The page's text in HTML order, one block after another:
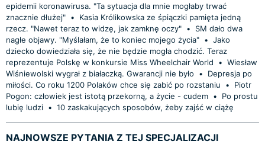
epidemii koronawirusa. "Ta sytuacja dla mnie mogłaby trwać
znacznie dłużej" •
Kasia Królikowska ze śpiączki pamięta jedną
rzecz. "Nawet teraz to widzę, jak zamknę oczy" •
SM dało dwa
nagłe objawy. "Myślałam, że to koniec mojego życia" • Jako
dziecko dowiedziała się, że nie będzie mogła chodzić. Teraz
reprezentuje Polskę w konkursie Miss Wheelchair World
• Wiesław
Wiśniewolski wygrał z białaczką. Gwarancji nie było
•
Depresja po
miłości. Co roku 1200 Polaków chce się zabić po rozstaniu
•
Piotr
Pogon: człowiek jest istotą przekorną, a życie - cudem •
Po prostu
lubię ludzi • 10 zaskakujących sposobów, żeby zajść w ciążę
NAJNOWSZE PYTANIA Z TEJ SPECJALIZACJI